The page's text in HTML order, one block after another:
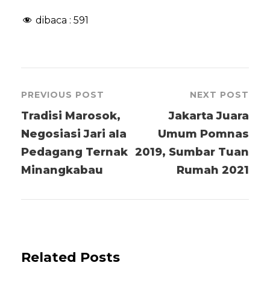
dibaca : 591
PREVIOUS POST
Tradisi Marosok,
Negosiasi Jari ala
Pedagang Ternak
Minangkabau
NEXT POST
Jakarta Juara
Umum Pomnas
2019, Sumbar Tuan
Rumah 2021
Related Posts